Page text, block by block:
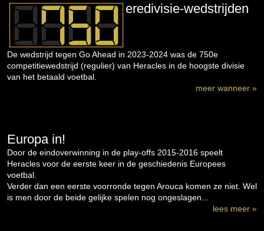
eredivisie-wedstrijden
De wedstrijd tegen Go Ahead in 2023-2024 was de 750e
competitiewedstrijd (regulier) van Heracles in de hoogste divisie
van het betaald voetbal.
meer wanneer »
Europa in!
Door de eindoverwinning in de play-offs 2015-2016 speelt
Heracles voor de eerste keer in de geschiedenis Europees
voetbal.
Verder dan een eerste voorronde tegen Arouca komen ze niet. Wel
is men door de beide gelijke spelen nog ongeslagen...
lees meer »